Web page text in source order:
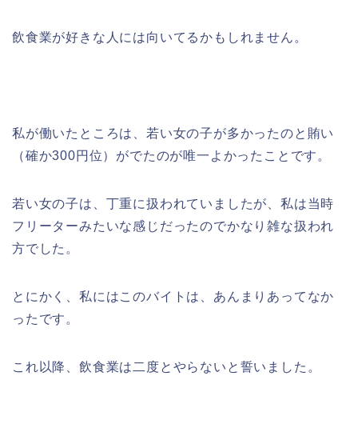
飲食業が好きな人には向いてるかもしれません。
私が働いたところは、若い女の子が多かったのと賄い
（確か300円位）がでたのが唯一よかったことです。
若い女の子は、丁重に扱われていましたが、私は当時
フリーターみたいな感じだったのでかなり雑な扱われ
方でした。
とにかく、私にはこのバイトは、あんまりあってなか
ったです。
これ以降、飲食業は二度とやらないと誓いました。